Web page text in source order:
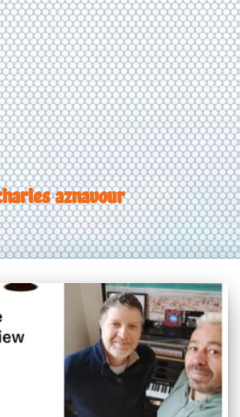
aznavour